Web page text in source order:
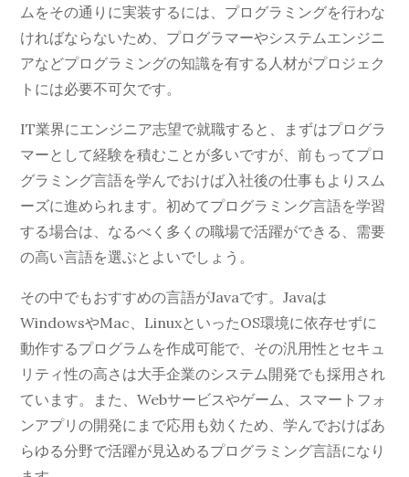
ムをその通りに実装するには、プログラミングを行わな
ければならないため、プログラマーやシステムエンジニ
アなどプログラミングの知識を有する人材がプロジェク
トには必要不可欠です。
IT業界にエンジニア志望で就職すると、まずはプログラ
マーとして経験を積むことが多いですが、前もってプロ
グラミング言語を学んでおけば入社後の仕事もよりスム
ーズに進められます。初めてプログラミング言語を学習
する場合は、なるべく多くの職場で活躍ができる、需要
の高い言語を選ぶとよいでしょう。
その中でもおすすめの言語がJavaです。Javaは
WindowsやMac、LinuxといったOS環境に依存せずに
動作するプログラムを作成可能で、その汎用性とセキュ
リティ性の高さは大手企業のシステム開発でも採用され
ています。また、Webサービスやゲーム、スマートフォ
ンアプリの開発にまで応用も効くため、学んでおけばあ
らゆる分野で活躍が見込めるプログラミング言語になり